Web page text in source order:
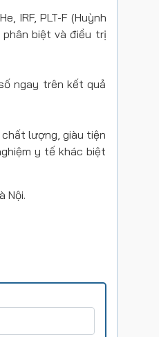
IRF, PLT-F (Huỳnh
biệt và điều trị
ngay trên kết quả
chất lượng, giàu tiện
y tế khác biệt
Nội.